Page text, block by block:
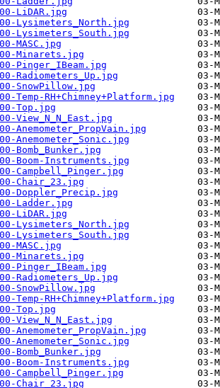
LiDAR.jpg
Lysimeters_North.jpg
Lysimeters_South.jpg
MASC.jpg
Minarets.jpg
Pinger_IBeam.jpg
Radiometers_Up.jpg
SnowPillow.jpg
Temp-RH+Chimney+Platform.jpg
Top.jpg
View_N_N_East.jpg
Anemometer_PropVain.jpg
Anemometer_Sonic.jpg
Bomb_Bunker.jpg
Boom-Instruments.jpg
Campbell_Pinger.jpg
Chair_23.jpg
Doppler_Precip.jpg
Ladder.jpg
LiDAR.jpg
Lysimeters_North.jpg
Lysimeters_South.jpg
MASC.jpg
Minarets.jpg
Pinger_IBeam.jpg
Radiometers_Up.jpg
SnowPillow.jpg
Temp-RH+Chimney+Platform.jpg
Top.jpg
View_N_N_East.jpg
Anemometer_PropVain.jpg
Anemometer_Sonic.jpg
Bomb_Bunker.jpg
Boom-Instruments.jpg
Campbell_Pinger.jpg
Chair_23.jpg